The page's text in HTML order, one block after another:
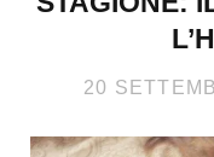
20